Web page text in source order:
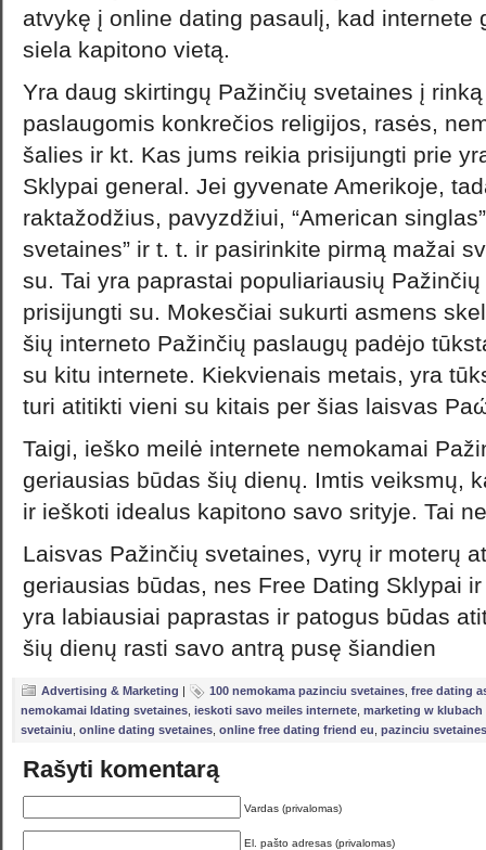
atvykę į online dating pasaulį, kad internete
siela kapitono vietą.
Yra daug skirtingų Pažinčių svetaines į
paslaugomis konkrečios religijos, rasės,
šalies ir kt. Kas jums reikia prisijungti prie
Sklypai general. Jei gyvenate Amerikoje,
raktažodžius, pavyzdžiui, “American
svetaines” ir t. t. ir pasirinkite pirmą mažai
su. Tai yra paprastai populiariausių
prisijungti su. Mokesčiai sukurti asmens
šių interneto Pažinčių paslaugų padėjo
su kitu internete. Kiekvienais metais, yra
turi atitikti vieni su kitais per šias laisvas
Taigi, ieško meilė internete nemokamai
geriausias būdas šių dienų. Imtis veiksmų,
ir ieškoti idealus kapitono savo srityje. Tai
Laisvas Pažinčių svetaines, vyrų ir moterų
geriausias būdas, nes Free Dating Sklypai
yra labiausiai paprastas ir patogus būdas
šių dienų rasti savo antrą pusę šiandien
Advertising & Marketing | 100 nemokama pazinciu svetaines free dating
nemokamai ldating svetaines ieskoti savo meiles internete marketing w
svetainiu online dating svetaines online free dating friend eu pazinciu
Rašyti komentarą
Vardas (privalomas)
El. pašto adresas (privalomas)